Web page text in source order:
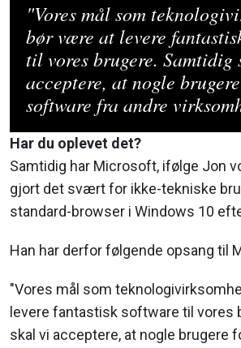
"Vores mål som
bør være at levere
til vores brugere. Samtidig
acceptere, at nogle
software fra andre
Har du oplevet det?
Samtidig har Microsoft, ifølge Jon
gjort det svært for ikke-tekniske
standard-browser i Windows 10
Han har derfor følgende opsang til
"Vores mål som
levere fantastisk software til vores
skal vi acceptere, at nogle brugere